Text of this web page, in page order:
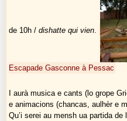
de 10h /dishatte qui vien
Escapade Gasconne à Pessac
I aurà musica e cants (lo grope
e animacions (chancas, aulhèr e
Qu’i serei au mensh ua partida